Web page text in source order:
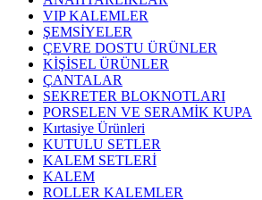
VIP KALEMLER
ŞEMSİYELER
ÇEVRE DOSTU ÜRÜNLER
KİŞİSEL ÜRÜNLER
ÇANTALAR
SEKRETER BLOKNOTLARI
PORSELEN VE SERAMİK KUPA
Kırtasiye Ürünleri
KUTULU SETLER
KALEM SETLERİ
KALEM
ROLLER KALEMLER